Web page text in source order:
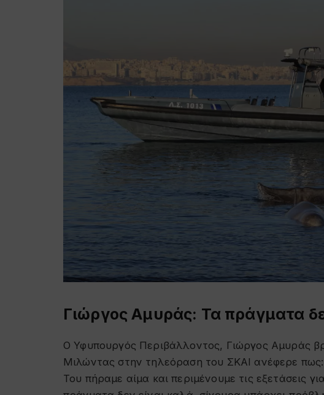
Γιώργος Αμυράς: Τα πράγματα
Ο Υφυπουργός Περιβάλλοντος, Γιώργος Αμυράς
Μιλώντας στην τηλεόραση του ΣΚΑΙ ανέφερε
Του πήραμε αίμα και περιμένουμε τις εξετάσεις